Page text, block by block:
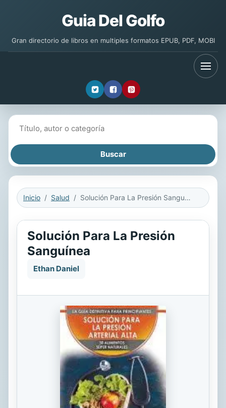
Guia Del Golfo
Gran directorio de libros en multiples formatos EPUB, PDF, MOBI
Inicio Salud Solución Para La Presión Sanguínea
Solución Para La Presión
Sanguínea
Ethan Daniel